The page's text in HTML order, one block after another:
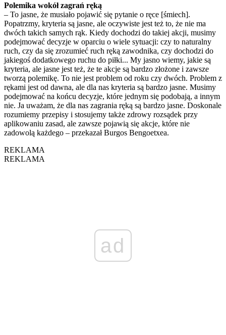
Polemika wokół zagrań ręką
– To jasne, że musiało pojawić się pytanie o ręce [śmiech].
Popatrzmy, kryteria są jasne, ale oczywiste jest też to, że nie ma
dwóch takich samych rąk. Kiedy dochodzi do takiej akcji, musimy
podejmować decyzje w oparciu o wiele sytuacji: czy to naturalny
ruch, czy da się zrozumieć ruch ręką zawodnika, czy dochodzi do
jakiegoś dodatkowego ruchu do piłki... My jasno wiemy, jakie są
kryteria, ale jasne jest też, że te akcje są bardzo złożone i zawsze
tworzą polemikę. To nie jest problem od roku czy dwóch. Problem z
rękami jest od dawna, ale dla nas kryteria są bardzo jasne. Musimy
podejmować na końcu decyzje, które jednym się podobają, a innym
nie. Ja uważam, że dla nas zagrania ręką są bardzo jasne. Doskonale
rozumiemy przepisy i stosujemy także zdrowy rozsądek przy
aplikowaniu zasad, ale zawsze pojawią się akcje, które nie
zadowolą każdego – przekazał Burgos Bengoetxea.
REKLAMA
REKLAMA
ad